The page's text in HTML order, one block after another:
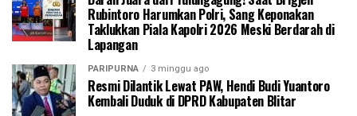
Rubintoro Harumkan Polri, Sang Keponakan
Taklukkan Piala Kapolri 2026 Meski Berdarah di
Lapangan
PARIPURNA 3 minggu ago
Resmi Dilantik Lewat PAW, Hendi Budi Yuantoro
Kembali Duduk di DPRD Kabupaten Blitar